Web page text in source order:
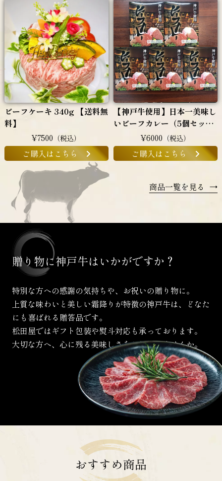
ビーフケーキ 340g 【送料無
料】
¥7500 （税込）
ご購入はこちら
【神戸牛使用】日本一美味し
いビーフカレー（5個セッ
¥6000 （税込）
ご購入はこちら
商品一覧を見る →
贈り物に神戸牛はいかがですか？
特別な方への感謝の気持ちや、お祝いの贈り物に。
上質な味わいと美しい霜降りが特徴の神戸牛は、
どなた
にも喜ばれる贈答品です。
松田屋ではギフト包装や熨斗対応も承っております。
大切な方へ、心に残る美味しさをお届けしませんか。
おすすめ商品